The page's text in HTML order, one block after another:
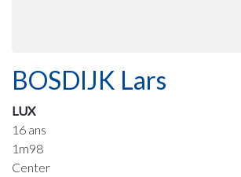
BOSDIJK Lars
LUX
16 ans
1m98
Center